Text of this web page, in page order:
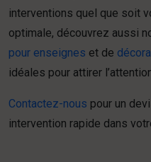
interventions quel que soit
optimale, découvrez aussi
pour enseignes et de
idéales pour attirer
Contactez-nous pour un
intervention rapide dans